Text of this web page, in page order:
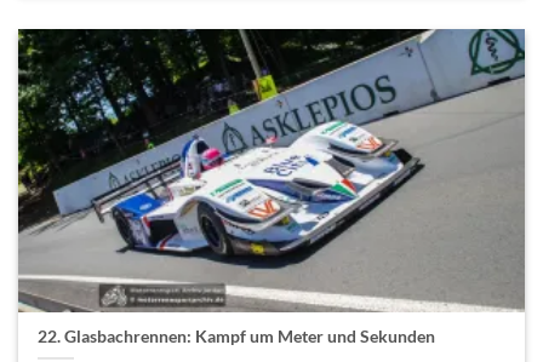
22. Glasbachrennen: Kampf um Meter und Sekunden